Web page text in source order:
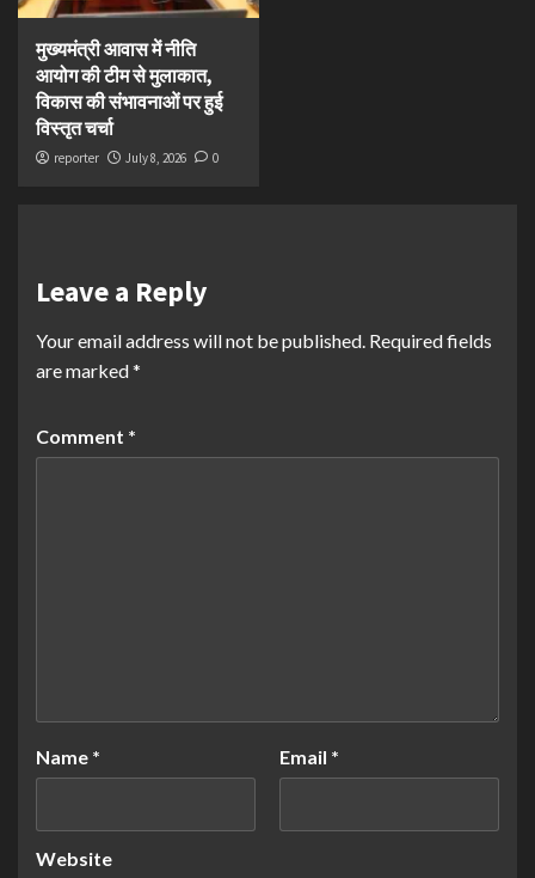
मुख्यमंत्री आवास में नीति
आयोग की टीम से मुलाकात,
विकास की संभावनाओं पर हुई
विस्तृत चर्चा
reporter July 8, 2026 0
Leave a Reply
Your email address will not be published. Required fields
are marked*
Comment *
Name * Email *
Website